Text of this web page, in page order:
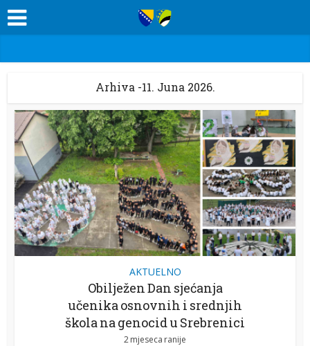
Arhiva -11. Juna 2026.
AKTUELNO
Obilježen Dan sjećanja
učenika osnovnih i srednjih
škola na genocid u Srebrenici
2 mjeseca ranije